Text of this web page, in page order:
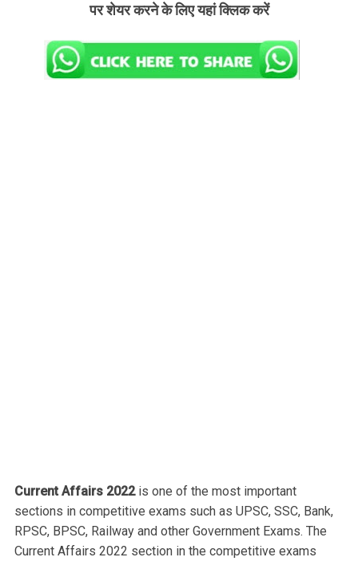
पर शेयर करने के लिए यहां क्लिक करें
Current Affairs 2022is one of the most important
sections in competitive exams such as UPSC, SSC, Bank,
RPSC, BPSC, Railway and other Government Exams. The
Current Affairs 2022 section in the competitive exams